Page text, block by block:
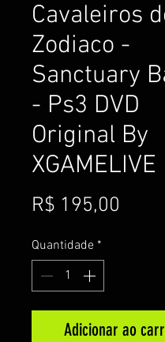
Cavaleiros
Zodiaco -
Sanctuary
- Ps3 DVD
Original By
XGAMELIVE
R$ 195,00
Quantidade *
Adicionar ao